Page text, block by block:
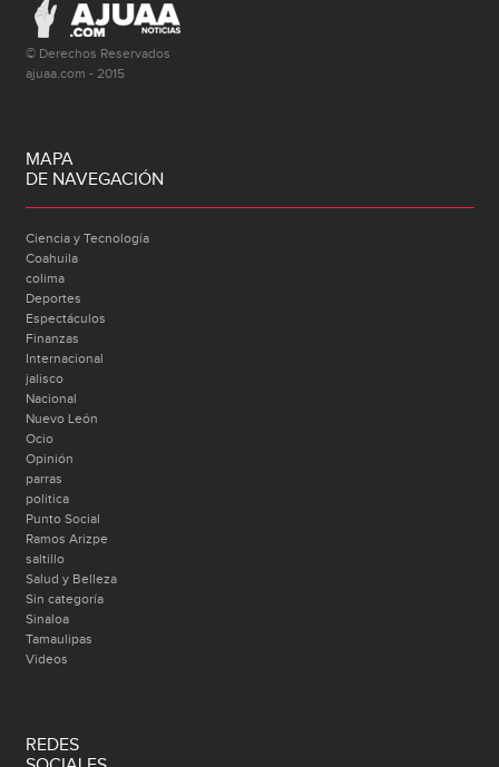
© Derechos Reservados
ajuaa.com - 2015
MAPA
DE NAVEGACIÓN
Ciencia y Tecnología
Coahuila
colima
Deportes
Espectáculos
Finanzas
Internacional
jalisco
Nacional
Nuevo León
Ocio
Opinión
parras
politica
Punto Social
Ramos Arizpe
saltillo
Salud y Belleza
Sin categoría
Sinaloa
Tamaulipas
Videos
REDES